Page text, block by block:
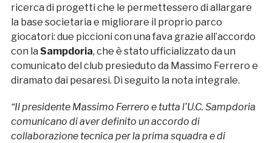
ricerca di progetti che le permettessero di allargare
la base societaria e migliorare il proprio parco
giocatori: due piccioni con una fava grazie all’accordo
con la Sampdoria, che è stato ufficializzato da un
comunicato del club presieduto da Massimo Ferrero e
diramato dai pesaresi. Di seguito la nota integrale.
“Il presidente Massimo Ferrero e tutta l’U.C. Sampdoria
comunicano di aver definito un accordo di
collaborazione tecnica per la prima squadra e di